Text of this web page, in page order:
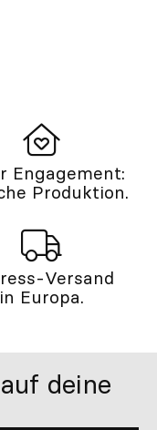
Engagement:
Produktion.
Versand
in Europa.
deine